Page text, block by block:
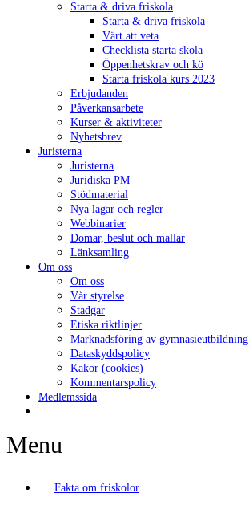
Starta & driva friskola
Starta & driva friskola
Värt att veta
Checklista starta skola
Öppenhetskrav och kö
Starta friskola kurs 2023
Erbjudanden
Påverkansarbete
Kurser & aktiviteter
Nyhetsbrev
Juristerna
Juristerna
Juridiska PM
Stödmaterial
Nya lagar och regler
Webbinarier
Domar, beslut och mallar
Länksamling
Om oss
Om oss
Vår styrelse
Stadgar
Etiska riktlinjer
Marknadsföring av gymnasieutbildning
Dataskyddspolicy
Kakor (cookies)
Kommentarspolicy
Medlemssida
Menu
Fakta om friskolor